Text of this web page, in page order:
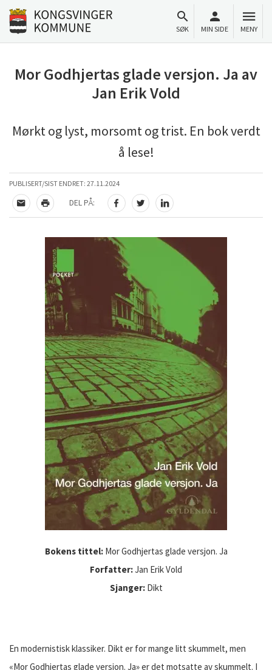
Til innhold
Gå til forsiden
SØK MIN SIDE MENY
Mor Godhjertas glade versjon. Ja av
Jan Erik Vold
Mørkt og lyst, morsomt og trist. En bok verdt
å lese!
PUBLISERT/SIST ENDRET: 27.11.2024
TIPS EN VENN
SKRIV UT
DEL PÅ:
DEL PÅ FACEBOOK
DEL PÅ TWITTER
DEL PÅ LINKEDIN
Bokens tittel: Mor Godhjertas glade versjon. Ja
Forfatter:Jan Erik Vold
Sjanger: Dikt
En modernistisk klassiker. Dikt er for mange litt skummelt, men
«Mor Godhjertas glade versjon. Ja» er det motsatte av skummelt. I